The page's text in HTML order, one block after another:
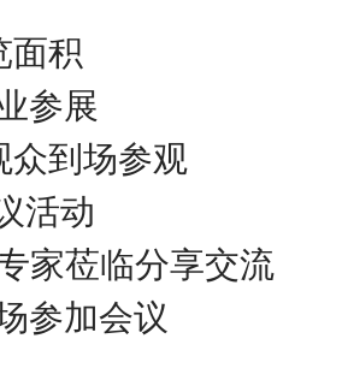
面积
参展
众到场参观
活动
家莅临分享交流
参加会议